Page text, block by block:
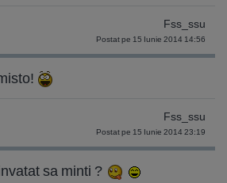
Fss_ssu
Postat pe 15 Iunie 2014 14:56
Fss_ssu
Postat pe 15 Iunie 2014 23:19
sa minti ?